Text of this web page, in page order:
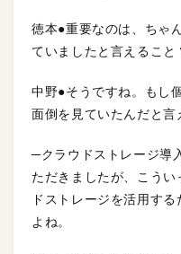
徳本●重要なのは、ちゃ
ていましたと言えること
中野●そうですね。もし
面倒を見ていたんだと言
─クラウドストレージ導
ただきましたが、こう
ドストレージを活用す
よね。